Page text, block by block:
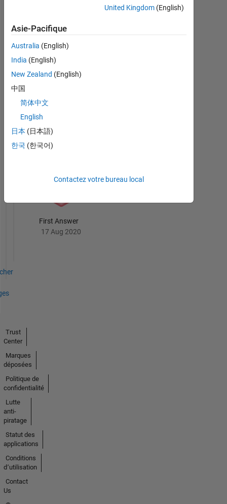
06 Dec 2025
First Answer
17 Aug 2020
United Kingdom(English)
Asie-Pacifique
Australia (English)
India (English)
New Zealand (English)
中国
简体中文
English
日本 (日本語)
한국 (한국어)
Contactez votre bureau local
Trust
Center
Marques
déposées
Politique de
confidentialité
Lutte
anti-
piratage
Statut des
applications
Conditions
d՚utilisation
Contact
Us